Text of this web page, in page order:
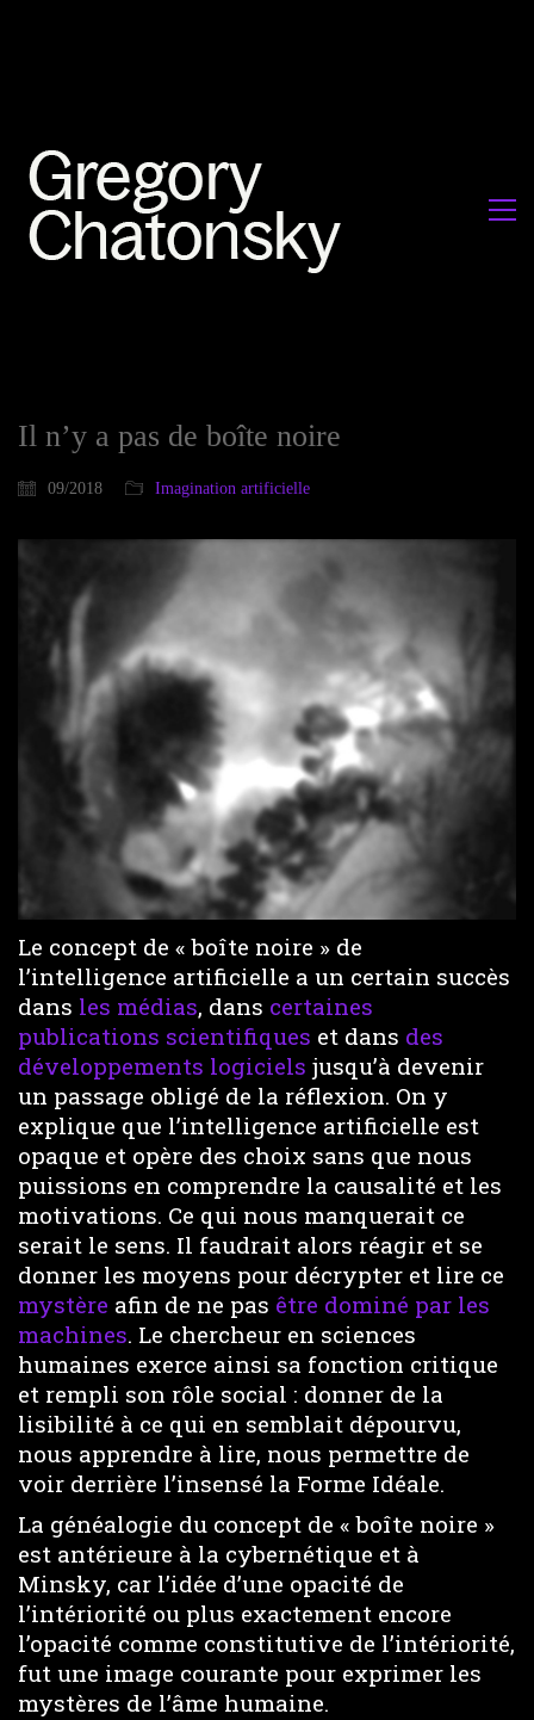
Il n’y a pas de boîte noire
09/2018 Imagination artificielle
Le concept de « boîte noire » de
l’intelligence artificielle a un certain succès
dans les médias, dans certaines
publications scientifiques et dans des
développements logiciels jusqu’à devenir
un passage obligé de la réflexion. On y
explique que l’intelligence artificielle est
opaque et opère des choix sans que nous
puissions en comprendre la causalité et les
motivations. Ce qui nous manquerait ce
serait le sens. Il faudrait alors réagir et se
donner les moyens pour décrypter et lire ce
mystère afin de ne pas être dominé par les
machines. Le chercheur en sciences
humaines exerce ainsi sa fonction critique
et rempli son rôle social : donner de la
lisibilité à ce qui en semblait dépourvu,
nous apprendre à lire, nous permettre de
voir derrière l’insensé la Forme Idéale.
La généalogie du concept de « boîte noire »
est antérieure à la cybernétique et à
Minsky, car l’idée d’une opacité de
l’intériorité ou plus exactement encore
l’opacité comme constitutive de l’intériorité,
fut une image courante pour exprimer les
mystères de l’âme humaine.